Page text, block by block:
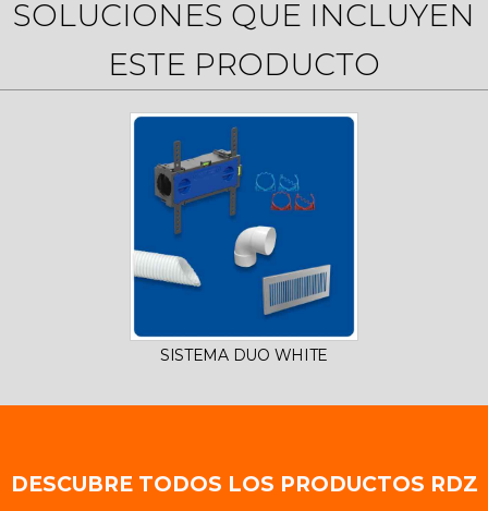
SOLUCIONES QUE INCLUYEN
ESTE PRODUCTO
SISTEMA DUO WHITE
DESCUBRE TODOS LOS PRODUCTOS RDZ